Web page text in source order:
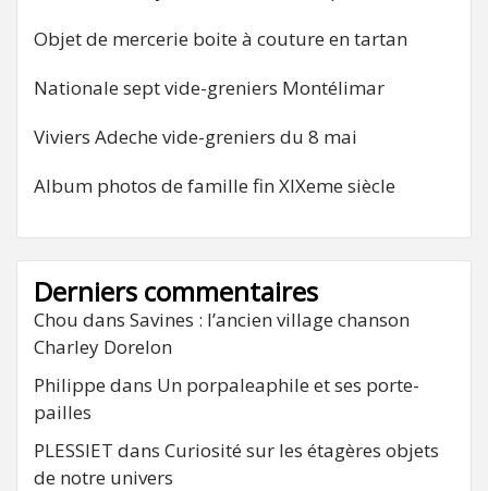
Objet de mercerie boite à couture en tartan
Nationale sept vide-greniers Montélimar
Viviers Adeche vide-greniers du 8 mai
Album photos de famille fin XIXeme siècle
Derniers commentaires
Chou dans Savines : l’ancien village chanson
Charley Dorelon
Philippe dans Un porpaleaphile et ses porte-
pailles
PLESSIET dans Curiosité sur les étagères objets
de notre univers